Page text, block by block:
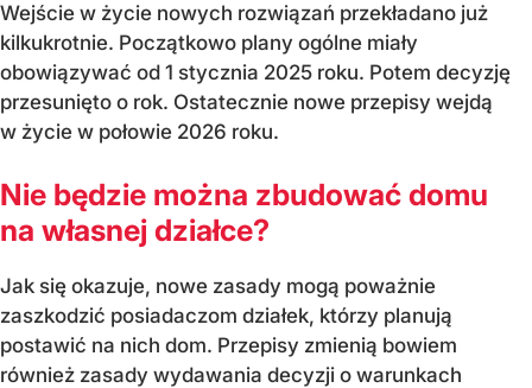
Wejście w życie nowych rozwiązań przekładano już
kilkukrotnie. Początkowo plany ogólne miały
obowiązywać od 1 stycznia 2025 roku. Potem decyzję
przesunięto o rok. Ostatecznie nowe przepisy wejdą
w życie w połowie 2026 roku.
Nie będzie można zbudować domu
na własnej działce?
Jak się okazuje, nowe zasady mogą poważnie
zaszkodzić posiadaczom działek, którzy planują
postawić na nich dom. Przepisy zmienią bowiem
również zasady wydawania decyzji o warunkach